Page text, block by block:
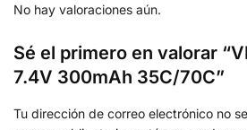
No hay valoraciones aún.
Sé el primero en valorar
7.4V 300mAh 35C/70C”
Tu dirección de correo electrónico no